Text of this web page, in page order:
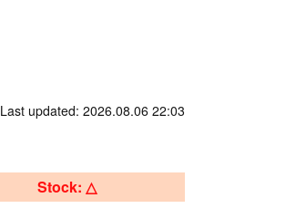
Last updated: 2026.08.06 22:03
Stock: △